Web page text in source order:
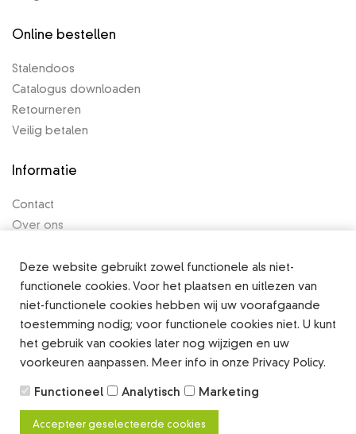
Online bestellen
Stalendoos
Catalogus downloaden
Retourneren
Veilig betalen
Informatie
Contact
Over ons
Privacy Policy
Legal notice
Copyright ©2026 Alle rechten voorbehouden
Deze website gebruikt zowel functionele als niet-
functionele cookies. Voor het plaatsen en uitlezen van
niet-functionele cookies hebben wij uw voorafgaande
toestemming nodig; voor functionele cookies niet. U kunt
het gebruik van cookies later nog wijzigen en uw
voorkeuren aanpassen. Meer info in onze Privacy Policy.
Functioneel Analytisch Marketing
Accepteer geselecteerde cookies